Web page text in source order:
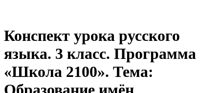
Конспект урока русского
языка. 3 класс. Программа
«Школа 2100». Тема: